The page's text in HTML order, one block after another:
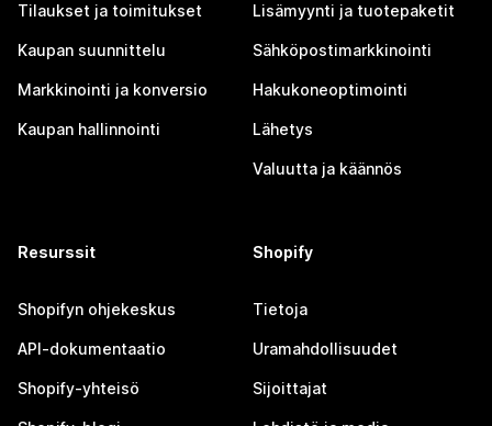
Tilaukset ja toimitukset
Kaupan suunnittelu
Markkinointi ja konversio
Kaupan hallinnointi
Lisämyynti ja tuotepaketit
Sähköpostimarkkinointi
Hakukoneoptimointi
Lähetys
Valuutta ja käännös
Resurssit
Shopifyn ohjekeskus
API-dokumentaatio
Shopify-yhteisö
Shopify
Tietoja
Uramahdollisuudet
Sijoittajat